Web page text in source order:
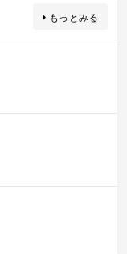
もっとみる